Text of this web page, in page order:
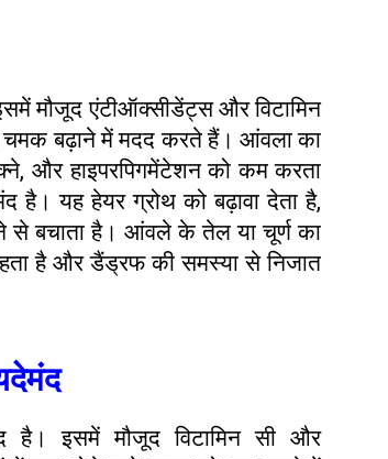
मौजूद एंटीऑक्सीडेंट्स और विटामिन
चमक बढ़ाने में मदद करते हैं। आंवला का
और हाइपरपिगमेंटेशन को कम करता
यह हेयर ग्रोथ को बढ़ावा देता है,
बचाता है। आंवले के तेल या चूर्ण का
है और डैंड्रफ की समस्या से निजात
इसमें मौजूद विटामिन सी और